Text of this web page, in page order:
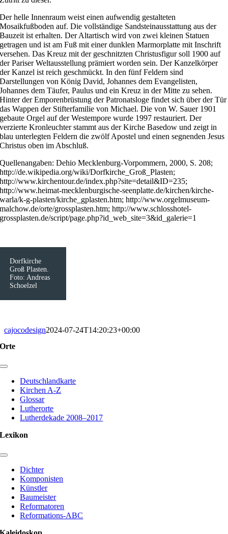
Der helle Innenraum weist einen aufwendig gestalteten
Mosaikfußboden auf. Die vollständige Sandsteinausstattung aus der
Bauzeit ist erhalten. Der Altartisch wird von zwei kleinen Statuen
getragen und ist am Fuß mit einer dunklen Marmorplatte mit Inschrift
versehen. Das Kreuz mit der geschnitzten Christusfigur soll 1900 auf
der Pariser Weltausstellung prämiert worden sein. Der Kanzelkörper
der Kanzel ist reich geschmückt. In den fünf Feldern sind
Darstellungen von König David, Johannes dem Evangelisten,
Johannes dem Täufer, Paulus und ein Kreuz in der Mitte zu sehen.
Hinter der Emporenbrüstung der Patronatsloge findet sich über der Tür
das Wappen der Stifterfamilie von Michael. Die von W. Sauer 1901
gebaute Orgel auf der Westempore wurde 1997 restauriert. Der
verzierte Kronleuchter stammt aus der Kirche Basedow und zeigt in
blau unterlegten Feldern die zwölf Apostel und einen segnenden Jesus
Christus oben im Abschluß.
Quellenangaben: Dehio Mecklenburg-Vorpommern, 2000, S. 208;
http://de.wikipedia.org/wiki/Dorfkirche_Groß_Plasten;
http://www.kirchentour.de/index.php?site=detail&ID=235;
http://www.heimat-mecklenburgische-seenplatte.de/kirchen/kirche-
warla/k-g-plasten/kirche_gplasten.htm; http://www.orgelmuseum-
malchow.de/orte/grossplasten.htm; http://www.schlosshotel-
grossplasten.de/script/page.php?id_web_site=3&id_galerie=1
Dorfkirche
Groß Plasten.
Foto: Andreas
Schoelzel
cajocodesign2024-07-24T14:20:23+00:00
Orte
Toggle
NavigationDeutschlandkarte
Kirchen A-Z
Glossar
Lutherorte
Lutherdekade 2008–2017
Lexikon
Toggle
Navigation
Dichter
Komponisten
Künstler
Baumeister
Reformatoren
Reformations-ABC